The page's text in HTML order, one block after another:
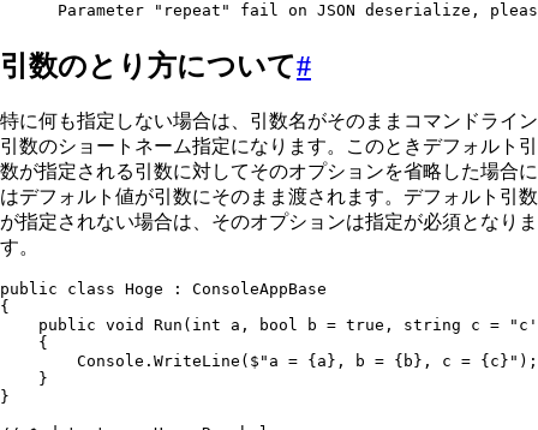
Parameter "repeat" fail on JSON deserialize,
引数のとり方について#
特に何も指定しない場合は、引数名がそのままコマンドライン
引数のショートネーム指定になります。このときデフォルト引
数が指定される引数に対してそのオプションを省略した場合に
はデフォルト値が引数にそのまま渡されます。デフォルト引数
が指定されない場合は、そのオプションは指定が必須となりま
す。
public class Hoge :
ConsoleAppBase
{
    public
void Run ( int a , bool b = true , string c = "
    {
        Console
. WriteLine ( $" a = { a } , b = { b } , c = { c } " );
    }
}